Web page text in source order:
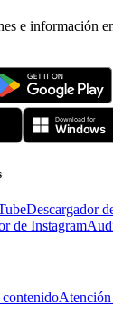
e información
Descargador
de Instagram
contenido